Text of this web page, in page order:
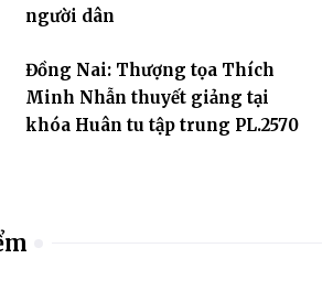
người dân
Đồng Nai: Thượng tọa Thích
Minh Nhẫn thuyết giảng tại
khóa Huân tu tập trung PL.2570